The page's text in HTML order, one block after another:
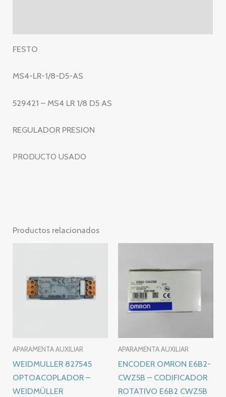
LR
1/8
AS
REGULADOR
cantidad
FESTO
MS4-LR-1/8-D5-AS
529421 – MS4 LR 1/8 D5 AS
REGULADOR PRESION
PRODUCTO USADO
Productos relacionados
APARAMENTA AUXILIAR
WEIDMULLER 827545
OPTOACOPLADOR –
WEIDMÜLLER
APARAMENTA AUXILIAR
ENCODER OMRON E6B2-
CWZ5B – CODIFICADOR
ROTATIVO E6B2 CWZ5B